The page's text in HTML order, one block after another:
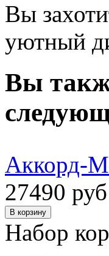
Вы
уютный
Вы
Аккорд-
27490 руб
Набор